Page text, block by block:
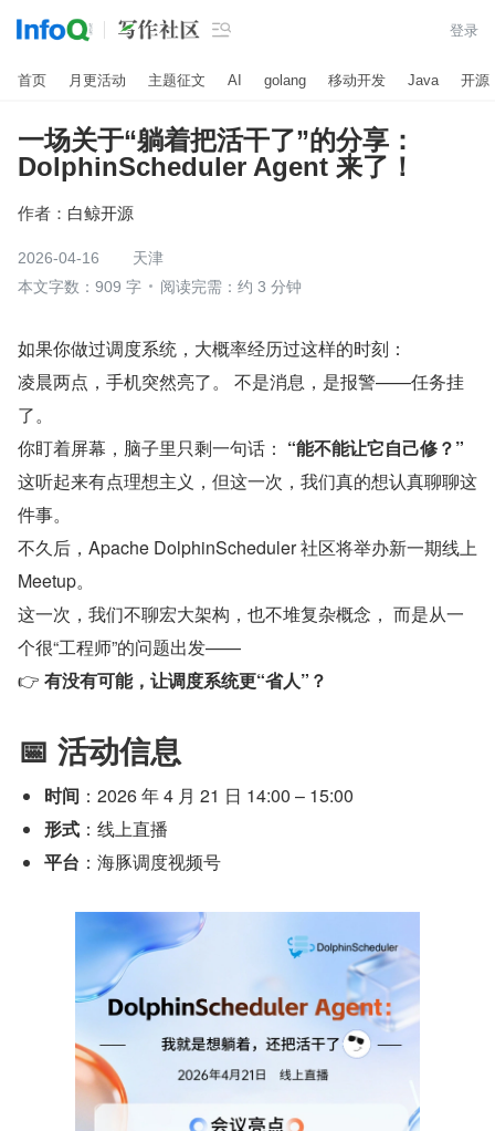
 登录
首页 月更活动 主题征文 AI golang 移动开发 Java 开源
一场关于“躺着把活干了”的分享：
DolphinScheduler Agent 来了！
作者： 白鲸开源
2026-04-16
天津
本文字数：909 字
阅读完需：约 3 分钟
如果你做过调度系统，大概率经历过这样的时刻：
凌晨两点，手机突然亮了。 不是消息，是报警——任务挂
了。
你盯着屏幕，脑子里只剩一句话： “能不能让它自己修？”
这听起来有点理想主义，但这一次，我们真的想认真聊聊这
件事。
不久后，Apache DolphinScheduler 社区将举办新一期线上
Meetup。
这一次，我们不聊宏大架构，也不堆复杂概念， 而是从一
个很“工程师”的问题出发——
👉 有没有可能，让调度系统更“省人”？
📅 活动信息
时间 ：2026 年 4 月 21 日 14:00 – 15:00
形式 ：线上直播
平台 ：海豚调度视频号